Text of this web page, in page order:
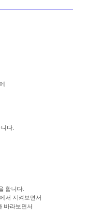
다.
합니다.
서 지켜보면서
바라보면서